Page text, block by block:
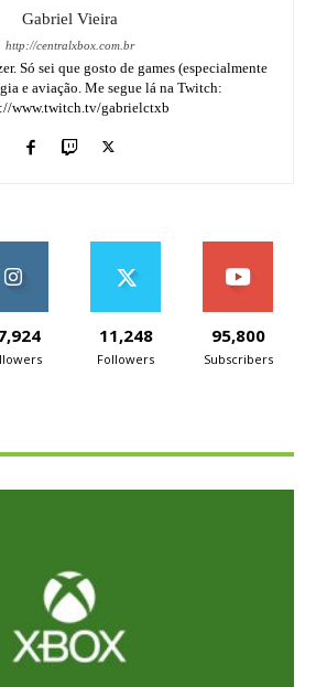
Gabriel Vieira
http://centralxbox.com.br
Só sei que gosto de games (especialmente
e aviação. Me segue lá na Twitch:
www.twitch.tv/gabrielctxb
11,248
Followers
95,800
Subscribers